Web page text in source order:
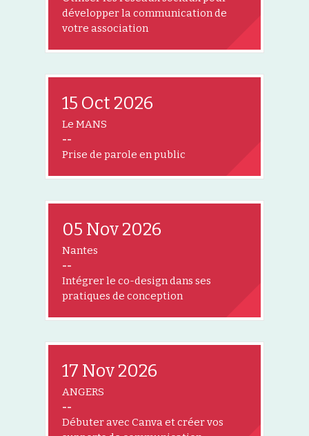
développer la communication de
votre association
15 Oct 2026
Le MANS
--
Prise de parole en public
05 Nov 2026
Nantes
--
Intégrer le co-design dans ses
pratiques de conception
17 Nov 2026
ANGERS
--
Débuter avec Canva et créer vos